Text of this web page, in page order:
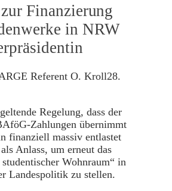
Finanzierung
in NRW
Referent O. Kroll28.
Regelung, dass der
Zahlungen übernimmt
finanziell massiv entlastet
Anlass, um erneut das
Wohnraum“ in
Landespolitik zu stellen.